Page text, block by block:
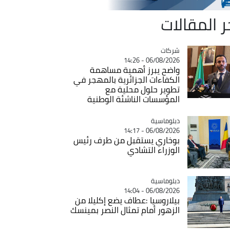
المقالات
Catégorie
شركات
06/08/2026 - 14:26
واضح يبرز أهمية مساهمة
الكفاءات الجزائرية بالمهجر في
تطوير حلول محلية مع
المؤسسات الناشئة الوطنية
Catégorie
دبلوماسية
06/08/2026 - 14:17
بوخاري يستقبل من طرف رئيس
الوزراء التشادي
Catégorie
دبلوماسية
06/08/2026 - 14:04
بيلاروسيا :عطاف يضع إكليلا من
الزهور أمام تمثال النصر بمينسك